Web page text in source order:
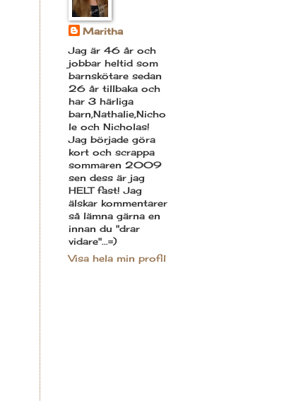
Maritha
Jag är 46 år och
jobbar heltid som
barnskötare sedan
26 år tillbaka och
har 3 härliga
barn,Nathalie,Nicho
le och Nicholas!
Jag började göra
kort och scrappa
sommaren 2009
sen dess är jag
HELT fast! Jag
älskar kommentarer
så lämna gärna en
innan du "drar
vidare"...=)
Visa hela min profil